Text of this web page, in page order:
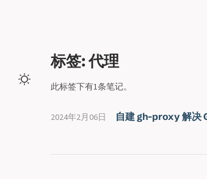
标签: 代理
此标签下有1条笔记。
2024年2月06日 自建 gh-proxy 解决